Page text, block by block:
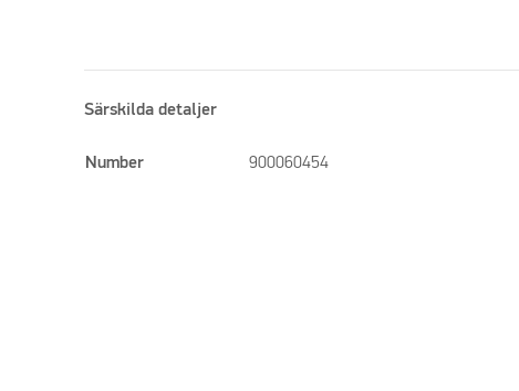
Särskilda detaljer
Number 900060454